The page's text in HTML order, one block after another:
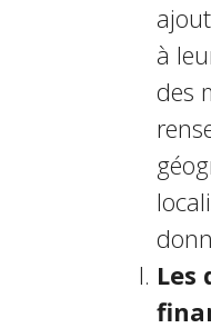
à
des
Les